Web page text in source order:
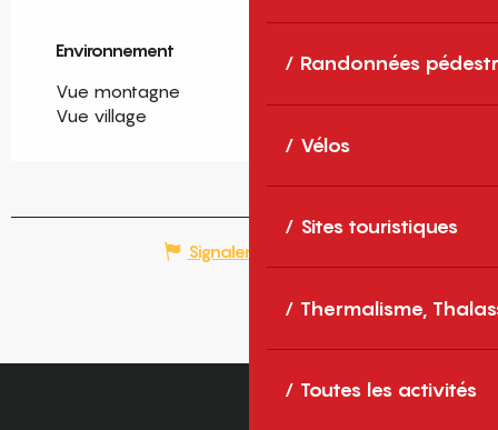
Randonnées
Vélos
Sites touristiques
Thermalisme,
Toutes les activités
Environnement
Environnement
Vue montagne
Vue village
Signaler une erreur